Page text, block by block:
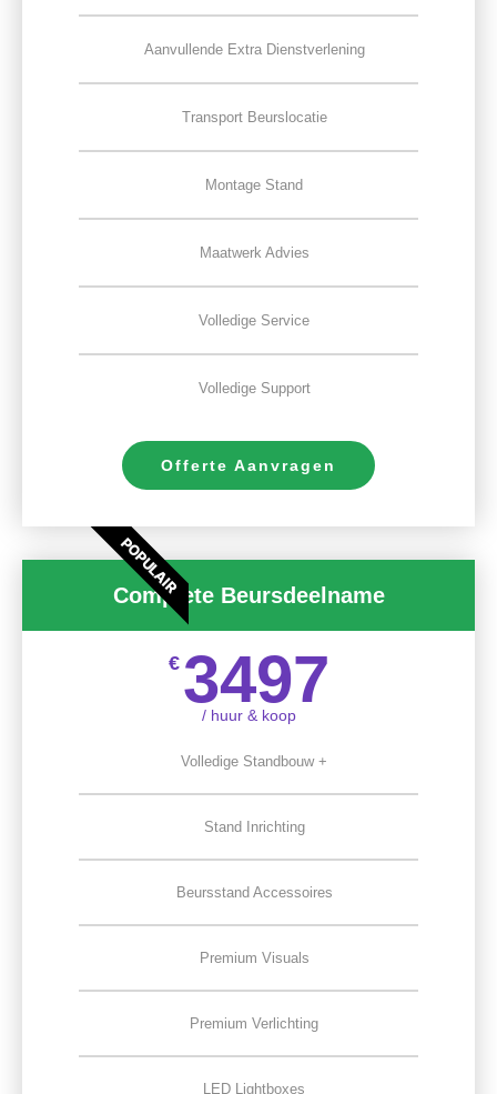
Aanvullende Extra Dienstverlening
Transport Beurslocatie
Montage Stand
Maatwerk Advies
Volledige Service
Volledige Support
Offerte Aanvragen
POPULAIR
Complete Beursdeelname
€ 3497
/ huur & koop
Volledige Standbouw +
Stand Inrichting
Beursstand Accessoires
Premium Visuals
Premium Verlichting
LED Lightboxes